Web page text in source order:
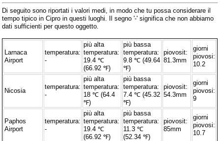
Di seguito sono riportati i valori medi, in modo che tu possa considerare il
tempo tipico in Cipro in questi luoghi. Il segno '-' significa che non abbiamo
dati sufficienti per questo oggetto.
Larnaca
Airport
temperatura:
-
più alta
temperatura:
19.4 ℃
(66.92 ℉)
più bassa
temperatura:
9.8 ℃ (49.64
℉)
piovosit:
81.3mm
giorni
piovosi:
10.2
Nicosia
temperatura:
-
più alta
temperatura:
18 ℃ (64.4
℉)
più bassa
temperatura:
7.4 ℃ (45.32
℉)
piovosit:
54.3mm
giorni
piovosi:
9
Paphos
Airport
temperatura:
-
più alta
temperatura:
19.4 ℃
(66.92 ℉)
più bassa
temperatura:
11.3 ℃
(52.34 ℉)
piovosit:
85mm
giorni
piovosi:
10.7